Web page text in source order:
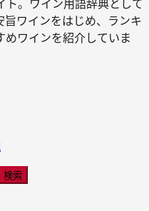
ト。ワイン用語辞典として
ワインをはじめ、ランキ
めワインを紹介していま